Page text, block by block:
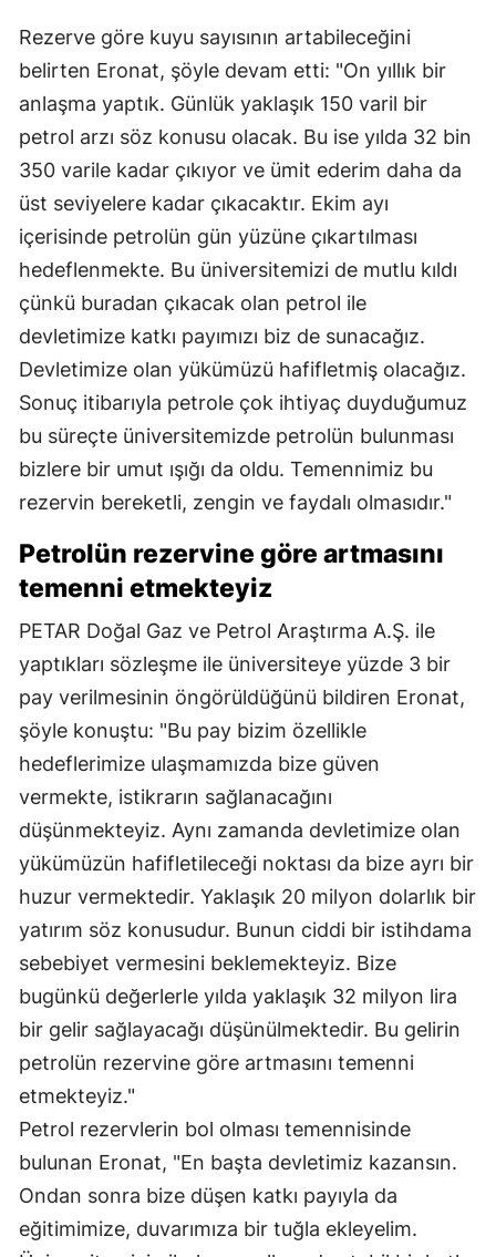
Rezerve göre kuyu sayısının artabileceğini
belirten Eronat, şöyle devam etti: "On yıllık bir
anlaşma yaptık. Günlük yaklaşık 150 varil bir
petrol arzı söz konusu olacak. Bu ise yılda 32 bin
350 varile kadar çıkıyor ve ümit ederim daha da
üst seviyelere kadar çıkacaktır. Ekim ayı
içerisinde petrolün gün yüzüne çıkartılması
hedeflenmekte. Bu üniversitemizi de mutlu kıldı
çünkü buradan çıkacak olan petrol ile
devletimize katkı payımızı biz de sunacağız.
Devletimize olan yükümüzü hafifletmiş olacağız.
Sonuç itibarıyla petrole çok ihtiyaç duyduğumuz
bu süreçte üniversitemizde petrolün bulunması
bizlere bir umut ışığı da oldu. Temennimiz bu
rezervin bereketli, zengin ve faydalı olmasıdır."
Petrolün rezervine göre artmasını
temenni etmekteyiz
PETAR Doğal Gaz ve Petrol Araştırma A.Ş. ile
yaptıkları sözleşme ile üniversiteye yüzde 3 bir
pay verilmesinin öngörüldüğünü bildiren Eronat,
şöyle konuştu: "Bu pay bizim özellikle
hedeflerimize ulaşmamızda bize güven
vermekte, istikrarın sağlanacağını
düşünmekteyiz. Aynı zamanda devletimize olan
yükümüzün hafifletileceği noktası da bize ayrı bir
huzur vermektedir. Yaklaşık 20 milyon dolarlık bir
yatırım söz konusudur. Bunun ciddi bir istihdama
sebebiyet vermesini beklemekteyiz. Bize
bugünkü değerlerle yılda yaklaşık 32 milyon lira
bir gelir sağlayacağı düşünülmektedir. Bu gelirin
petrolün rezervine göre artmasını temenni
etmekteyiz."
Petrol rezervlerin bol olması temennisinde
bulunan Eronat, "En başta devletimiz kazansın.
Ondan sonra bize düşen katkı payıyla da
eğitimimize, duvarımıza bir tuğla ekleyelim.